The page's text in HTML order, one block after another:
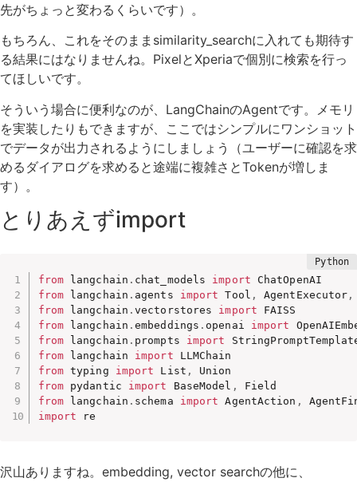
先がちょっと変わるくらいです）。
もちろん、これをそのままsimilarity_searchに入れても期待す
る結果にはなりませんね。PixelとXperiaで個別に検索を行っ
てほしいです。
そういう場合に便利なのが、LangChainのAgentです。メモリ
を実装したりもできますが、ここではシンプルにワンショット
でデータが出力されるようにしましょう（ユーザーに確認を求
めるダイアログを求めると途端に複雑さとTokenが増しま
す）。
とりあえずimport
from langchain . chat_models import
from langchain . agents import Tool , AgentExecutor ,
from langchain .vectorstores import
from langchain .embeddings . openai import
from langchain . prompts import
from langchain import
from typing import List ,
from pydantic import BaseModel ,
from langchain . schema import AgentAction ,
import re
沢山ありますね。embedding, vector searchの他に、